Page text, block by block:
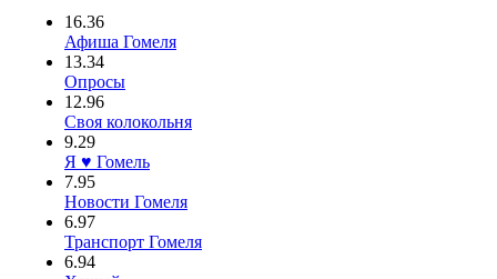
16.36
Афиша Гомеля
13.34
Опросы
12.96
Своя колокольня
9.29
Я ♥ Гомель
7.95
Новости Гомеля
6.97
Транспорт Гомеля
6.94